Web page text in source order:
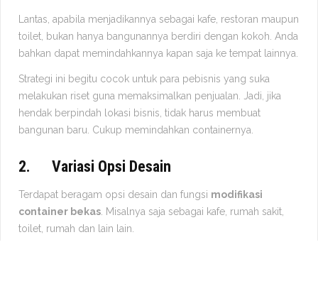
Lantas, apabila menjadikannya sebagai kafe, restoran maupun
toilet, bukan hanya bangunannya berdiri dengan kokoh. Anda
bahkan dapat memindahkannya kapan saja ke tempat lainnya.
Strategi ini begitu cocok untuk para pebisnis yang suka
melakukan riset guna memaksimalkan penjualan. Jadi, jika
hendak berpindah lokasi bisnis, tidak harus membuat
bangunan baru. Cukup memindahkan containernya.
2. Variasi Opsi Desain
Terdapat beragam opsi desain dan fungsi modifikasi
container bekas . Misalnya saja sebagai kafe, rumah sakit,
toilet, rumah dan lain lain.